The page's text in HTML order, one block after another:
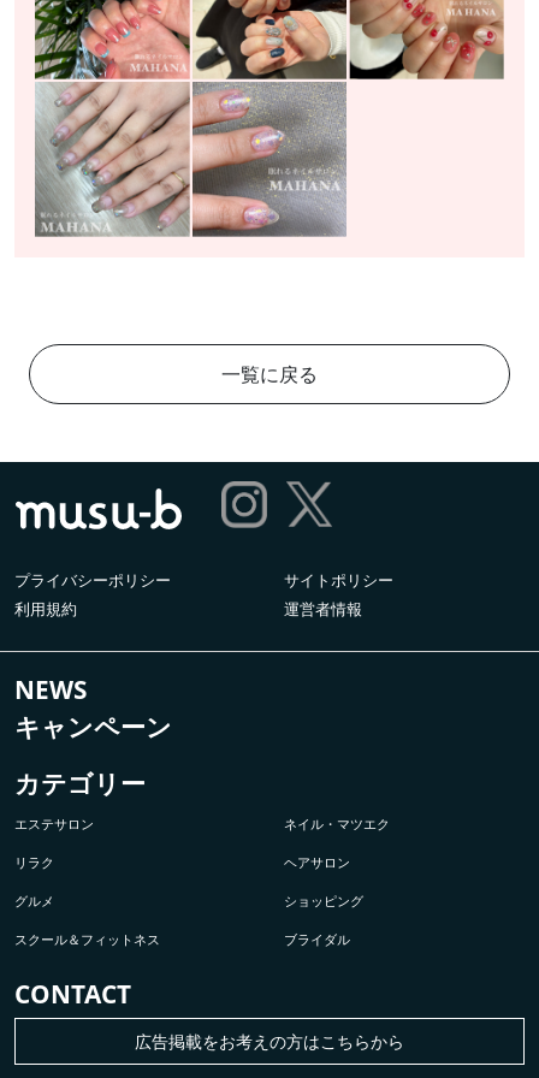
一覧に戻る
プライバシーポリシー
サイトポリシー
利用規約
運営者情報
NEWS
キャンペーン
カテゴリー
エステサロン ネイル・マツエク
リラク ヘアサロン
グルメ ショッピング
スクール＆フィットネス ブライダル
CONTACT
広告掲載をお考えの方はこちらから